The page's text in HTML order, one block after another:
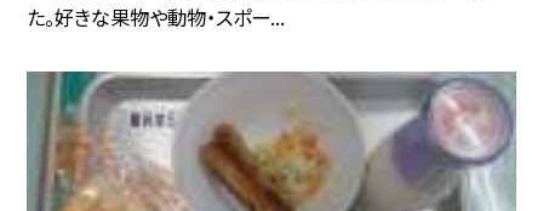
た。好きな果物や動物・スポー...